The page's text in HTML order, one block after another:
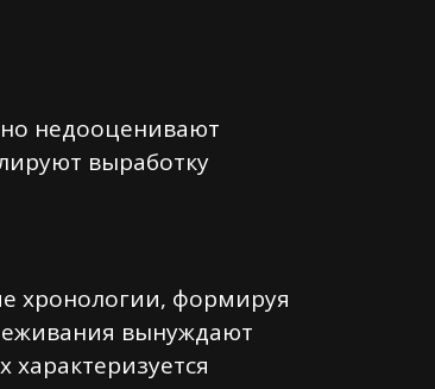
недооценивают
выработку
хронологии, формируя
вынуждают